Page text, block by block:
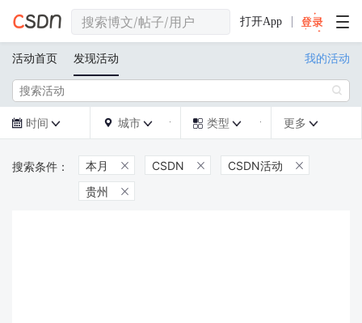
打开App
活动首页 发现活动 我的活动

 时间   城市   类型  更多 
本月  CSDN  CSDN活动 
贵州 